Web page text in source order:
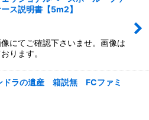
ス説明書【5m2】
にてご確認下さいませ。画像は
ります。
ドラの遺産 箱説無 FCファミ